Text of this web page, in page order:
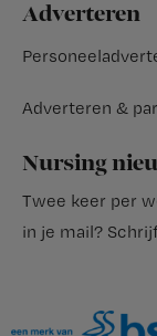
Adverteren
Adverteren &
Nursing
Twee keer per
in je mail?